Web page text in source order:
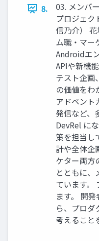
8.
03. メンバ
プロジェク
信乃介）
ム職・マー
Androidエ
APIや新機
テスト企画
の価値をわ
アドベント
発信など、
DevRel に
策を担当し
計や全体企
ケター両方
とともに、
ています。
ます。 開
ら、プロダ
考えること